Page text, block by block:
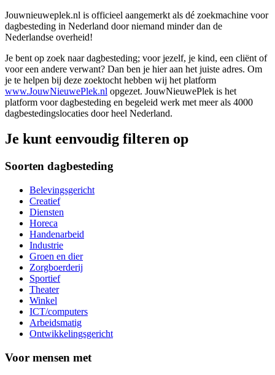
Jouwnieuweplek.nl is officieel aangemerkt als dé zoekmachine voor
dagbesteding in Nederland door niemand minder dan de
Nederlandse overheid!
Je bent op zoek naar dagbesteding; voor jezelf, je kind, een cliënt of
voor een andere verwant? Dan ben je hier aan het juiste adres. Om
je te helpen bij deze zoektocht hebben wij het platform
www.JouwNieuwePlek.nl opgezet. JouwNieuwePlek is het
platform voor dagbesteding en begeleid werk met meer als 4000
dagbestedingslocaties door heel Nederland.
Je kunt eenvoudig filteren op
Soorten dagbesteding
Belevingsgericht
Creatief
Diensten
Horeca
Handenarbeid
Industrie
Groen en dier
Zorgboerderij
Sportief
Theater
Winkel
ICT/computers
Arbeidsmatig
Ontwikkelingsgericht
Voor mensen met